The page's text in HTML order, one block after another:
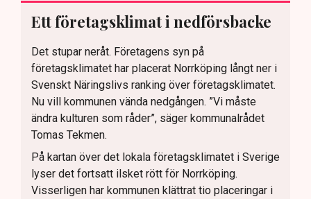
Ett företagsklimat i nedförsbacke
Det stupar neråt. Företagens syn på
företagsklimatet har placerat Norrköping långt ner i
Svenskt Näringslivs ranking över företagsklimatet.
Nu vill kommunen vända nedgången. ”Vi måste
ändra kulturen som råder”, säger kommunalrådet
Tomas Tekmen.
På kartan över det lokala företagsklimatet i Sverige
lyser det fortsatt ilsket rött för Norrköping.
Visserligen har kommunen klättrat tio placeringar i